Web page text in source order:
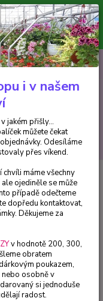
je 300 Kč.
a balíček můžete čekat
Objednávky
přišly...
Hledat
0ks
za0 Kč
směsi
Karate Zeon - 5
i v našem
jakém přišly...
můžete čekat
Odesíláme
přes víkend.
máme všechny
ojediněle se může
případě odečteme
dopředu kontaktovat,
Děkujeme za
v hodnotě 200, 300,
obratem
poukazem,
osobně v
si jednoduše
radost.